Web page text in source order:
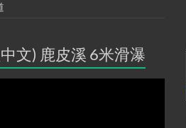
文) 鹿皮溪 6米滑瀑